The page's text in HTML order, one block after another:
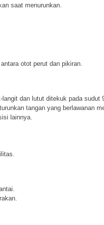
saat menurunkan.
otot perut dan pikiran.
dan lutut ditekuk pada sudut
tangan yang berlawanan
lainnya.